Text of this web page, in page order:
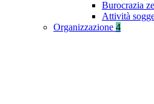
Burocrazia
Attività
Organizzazione 4